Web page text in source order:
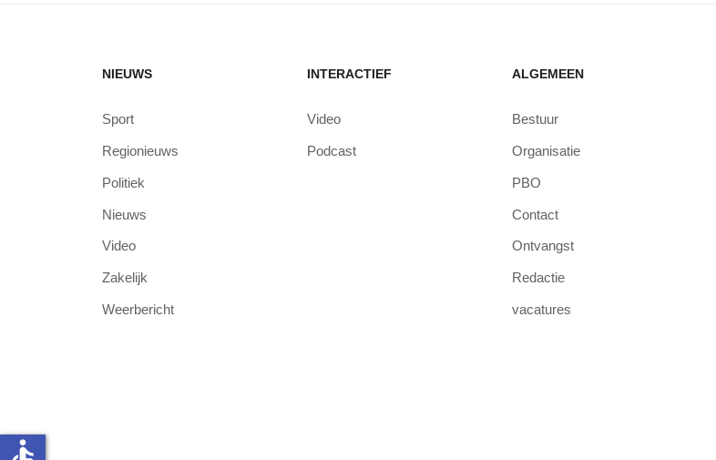
NIEUWS
Sport
Regionieuws
Politiek
Nieuws
Video
Zakelijk
Weerbericht
INTERACTIEF
Video
Podcast
ALGEMEEN
Bestuur
Organisatie
PBO
Contact
Ontvangst
Redactie
vacatures